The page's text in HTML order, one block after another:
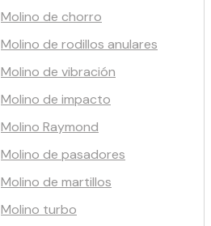
Molino de chorro
Molino de rodillos anulares
Molino de vibración
Molino de impacto
Molino Raymond
Molino de pasadores
Molino de martillos
Molino turbo